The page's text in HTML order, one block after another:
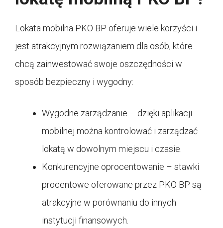
Lokata mobilna PKO BP oferuje wiele korzyści i
jest atrakcyjnym rozwiązaniem dla osób, które
chcą zainwestować swoje oszczędności w
sposób bezpieczny i wygodny:
Wygodne zarządzanie – dzięki aplikacji
mobilnej można kontrolować i zarządzać
lokatą w dowolnym miejscu i czasie.
Konkurencyjne oprocentowanie – stawki
procentowe oferowane przez PKO BP są
atrakcyjne w porównaniu do innych
instytucji finansowych.